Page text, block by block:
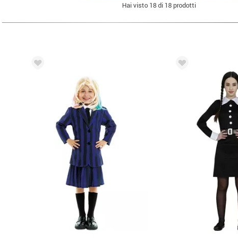
Hai visto 18di 18 prodotti